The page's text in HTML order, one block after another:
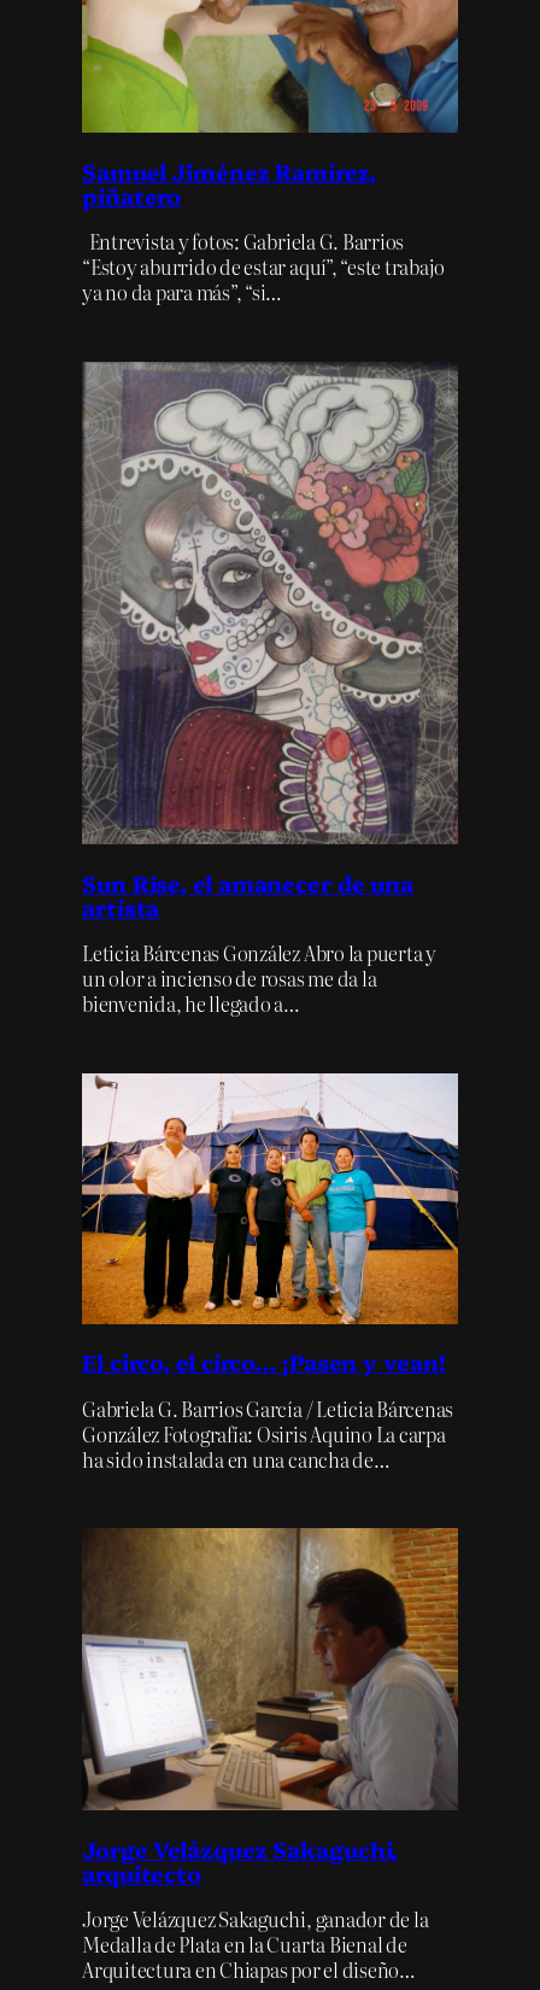
Samuel Jiménez Ramírez,
piñatero
Entrevista y fotos: Gabriela G. Barrios
“Estoy aburrido de estar aquí”, “este trabajo
ya no da para más”, “si…
Sun Rise, el amanecer de una
artista
Leticia Bárcenas González Abro la puerta y
un olor a incienso de rosas me da la
bienvenida, he llegado a…
El circo, el circo… ¡Pasen y vean!
Gabriela G. Barrios García / Leticia Bárcenas
González Fotografía: Osiris Aquino La carpa
ha sido instalada en una cancha de…
Jorge Velázquez Sakaguchi,
arquitecto
Jorge Velázquez Sakaguchi, ganador de la
Medalla de Plata en la Cuarta Bienal de
Arquitectura en Chiapas por el diseño…